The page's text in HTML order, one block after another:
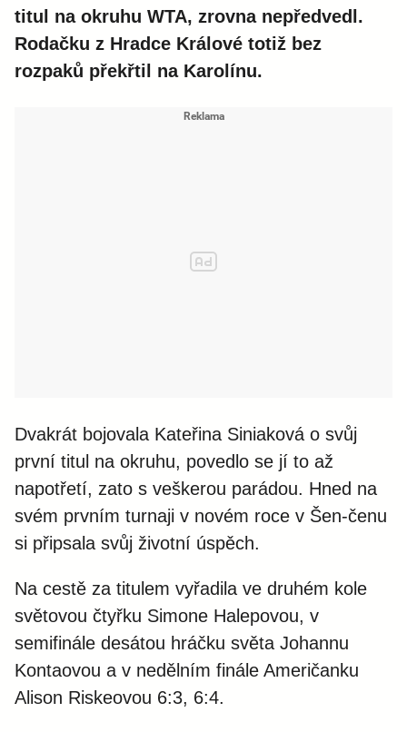
titul na okruhu WTA, zrovna nepředvedl.
Rodačku z Hradce Králové totiž bez
rozpaků překřtil na Karolínu.
Dvakrát bojovala Kateřina Siniaková o svůj
první titul na okruhu, povedlo se jí to až
napotřetí, zato s veškerou parádou. Hned na
svém prvním turnaji v novém roce v Šen-čenu
si připsala svůj životní úspěch.
Na cestě za titulem vyřadila ve druhém kole
světovou čtyřku Simone Halepovou, v
semifinále desátou hráčku světa Johannu
Kontaovou a v nedělním finále Američanku
Alison Riskeovou 6:3, 6:4.